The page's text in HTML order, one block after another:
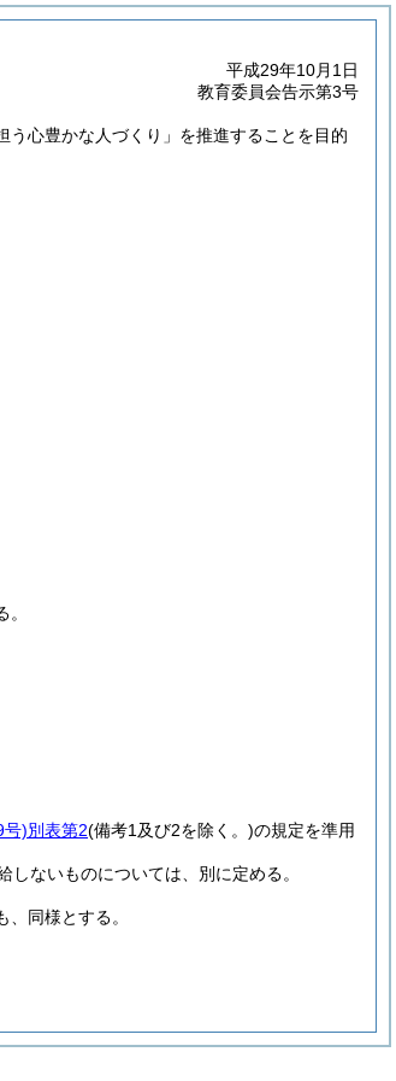
平成29年10月1日
教育委員会告示第3号
心豊かな人づくり」を推進することを目的
号)別表第2(備考1及び2を除く。)の規定を準用
ないものについては、別に定める。
、同様とする。